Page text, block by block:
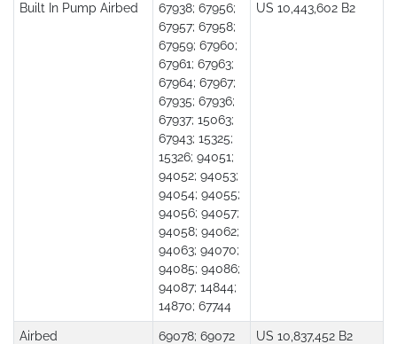
Built In Pump Airbed
67938; 67956;
67957; 67958;
67959; 67960;
67961; 67963;
67964; 67967;
67935; 67936;
67937; 15063;
67943; 15325;
15326; 94051;
94052; 94053;
94054; 94055;
94056; 94057;
94058; 94062;
94063; 94070;
94085; 94086;
94087; 14844;
14870; 67744
US 10,443,602 B2
Airbed 69078; 69072 US 10,837,452 B2